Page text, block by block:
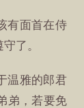
有面首在侍
了。
温雅的郎君
弟，若要免